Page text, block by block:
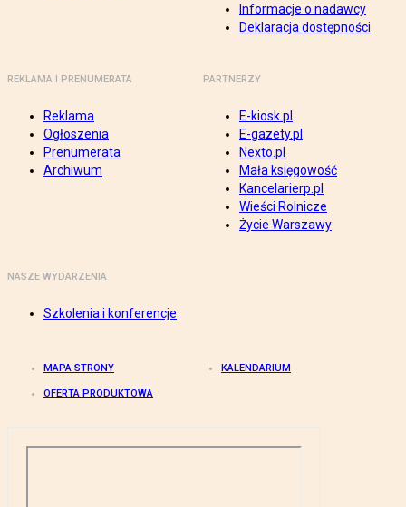
Informacje o nadawcy
Deklaracja dostępności
REKLAMA I PRENUMERATA
Reklama
Ogłoszenia
Prenumerata
Archiwum
PARTNERZY
E-kiosk.pl
E-gazety.pl
Nexto.pl
Mała księgowość
Kancelarierp.pl
Wieści Rolnicze
Życie Warszawy
NASZE WYDARZENIA
Szkolenia i konferencje
MAPA STRONY KALENDARIUM
OFERTA PRODUKTOWA